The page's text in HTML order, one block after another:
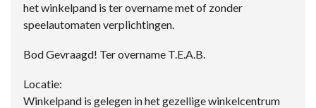
het winkelpand is ter overname met of zonder
speelautomaten verplichtingen.
Bod Gevraagd! Ter overname T.E.A.B.
Locatie:
Winkelpand is gelegen in het gezellige winkelcentrum